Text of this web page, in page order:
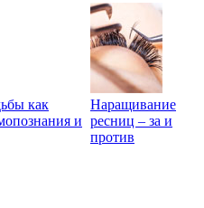
как
и
Наращивание
ресниц – за и
против